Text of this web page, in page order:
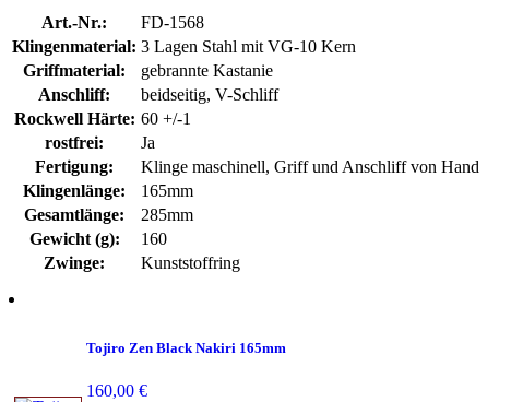
Art.-Nr.:
FD-1568
Klingenmaterial: 3 Lagen Stahl mit VG-10 Kern
Griffmaterial:
gebrannte Kastanie
Anschliff:
beidseitig, V-Schliff
Rockwell Härte: 60 +/-1
rostfrei:
Ja
Fertigung:
Klinge maschinell, Griff und Anschliff von Hand
Klingenlänge:
165mm
Gesamtlänge:
285mm
Gewicht (g):
160
Zwinge:
Kunststoffring
Tojiro Zen Black Nakiri 165mm
160,00 €